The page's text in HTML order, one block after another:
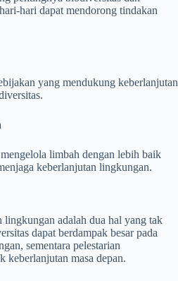
hari dapat mendorong tindakan
yang mendukung keberlanjutan
limbah dengan lebih baik
keberlanjutan lingkungan.
adalah dua hal yang tak
dapat berdampak besar pada
sementara pelestarian
keberlanjutan masa depan.